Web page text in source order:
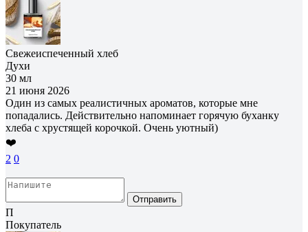
Свежеиспеченный хлеб
Духи
30 мл
21 июня 2026
Один из самых реалистичных ароматов, которые мне
попадались. Действительно напоминает горячую буханку
хлеба с хрустящей корочкой. Очень уютный)
❤️
2 0
Отправить
П
Покупатель